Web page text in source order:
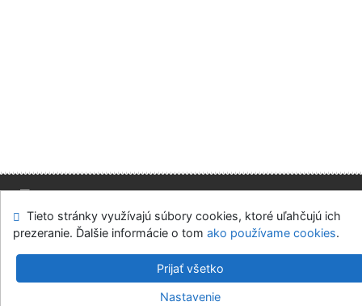
Mapa stránok Prístupnosť
Súkromie
Modul OpenSearch
Napíšte nám Nastavenie cookies
Slovenská ekonomická knižnica EU v Bratislave
v.4.8.63a-Cosmotron Slovakia, s.r.o.
Tieto stránky využívajú súbory cookies, ktoré uľahčujú ich
prezeranie. Ďalšie informácie o tom ako používame cookies.
Prijať všetko
Nastavenie